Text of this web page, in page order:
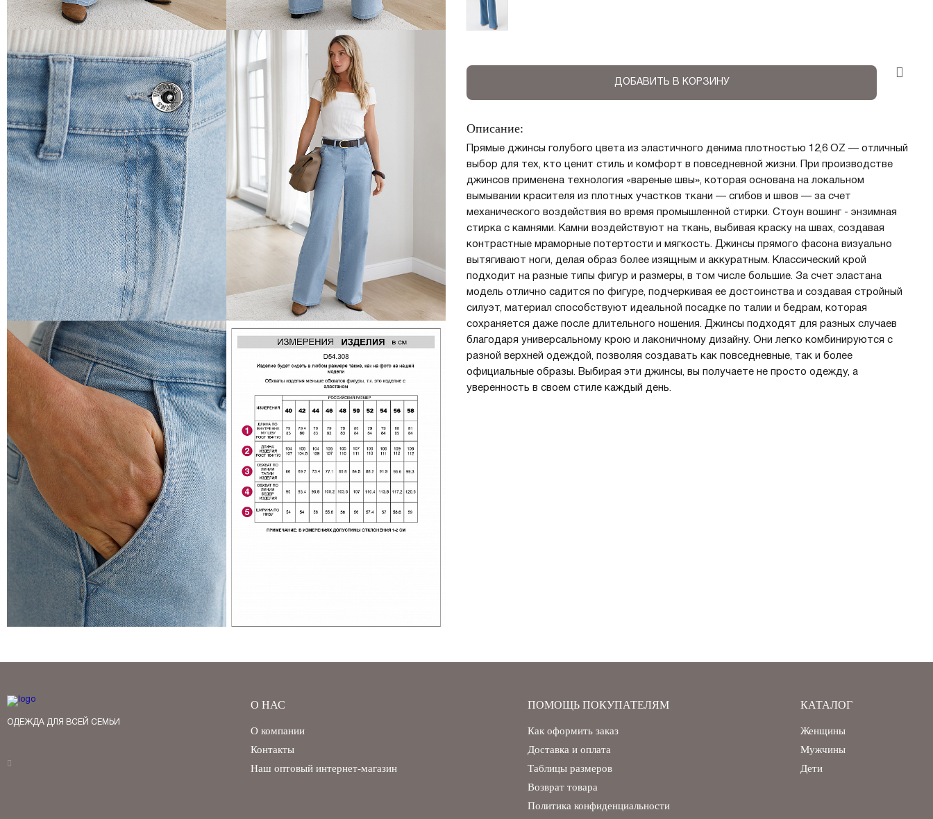
Регистрация
Запомнить меня на этом компьютере
Забыли свой пароль?
ДОБАВИТЬ В КОРЗИНУ
Описание:
Прямые джинсы голубого цвета из эластичного денима плотностью 12,6 OZ — отличный
выбор для тех, кто ценит стиль и комфорт в повседневной жизни. При производстве
джинсов применена технология «вареные швы», которая основана на локальном
вымывании красителя из плотных участков ткани — сгибов и швов — за счет
механического воздействия во время промышленной стирки. Стоун вошинг - энзимная
стирка с камнями. Камни воздействуют на ткань, выбивая краску на швах, создавая
контрастные мраморные потертости и мягкость. Джинсы прямого фасона визуально
вытягивают ноги, делая образ более изящным и аккуратным. Классический крой
подходит на разные типы фигур и размеры, в том числе большие. За счет эластана
модель отлично садится по фигуре, подчеркивая ее достоинства и создавая стройный
силуэт, материал способствуют идеальной посадке по талии и бедрам, которая
сохраняется даже после длительного ношения. Джинсы подходят для разных случаев
благодаря универсальному крою и лаконичному дизайну. Они легко комбинируются с
разной верхней одеждой, позволяя создавать как повседневные, так и более
официальные образы. Выбирая эти джинсы, вы получаете не просто одежду, а
уверенность в своем стиле каждый день.
ОДЕЖДА ДЛЯ ВСЕЙ СЕМЬИ
О НАС
О компании
Контакты
Наш оптовый интернет-магазин
ПОМОЩЬ ПОКУПАТЕЛЯМ
Как оформить заказ
Доставка и оплата
Таблицы размеров
Возврат товара
Политика конфиденциальности
КАТАЛОГ
Женщины
Мужчины
Дети